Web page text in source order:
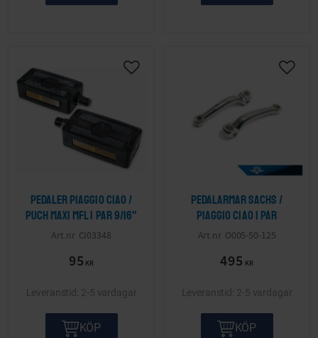
Pedaler Piaggio Ciao /
Puch Maxi mfl 1 par 9/16"
CI03348
95 KR
2-5 vardagar
KÖP
Pedalarmar Sachs /
Piaggio Ciao 1 par
O005-50-125
495 KR
2-5 vardagar
KÖP